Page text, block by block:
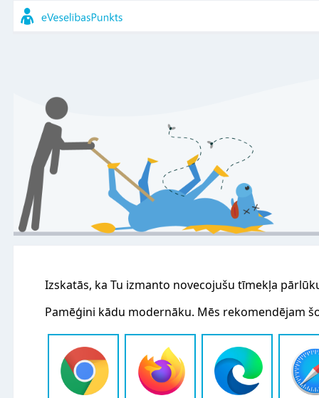
Izskatās, ka Tu izmanto novecojušu tīmekļa
Pamēģini kādu modernāku. Mēs rekomendējam